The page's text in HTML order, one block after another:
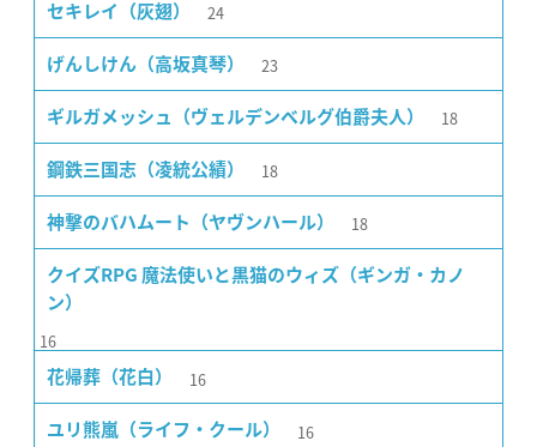
セキレイ（灰翅） 24
げんしけん（高坂真琴） 23
ギルガメッシュ（ヴェルデンベルグ伯爵夫人） 18
鋼鉄三国志（凌統公績） 18
神撃のバハムート（ヤヴンハール） 18
クイズRPG 魔法使いと黒猫のウィズ（ギンガ・カノ
ン）
16
花帰葬（花白） 16
ユリ熊嵐（ライフ・クール） 16